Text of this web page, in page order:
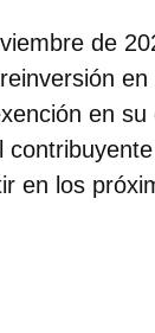
de
en su
en los